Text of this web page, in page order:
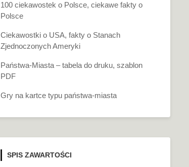
100 ciekawostek o Polsce, ciekawe fakty o
Polsce
Ciekawostki o USA, fakty o Stanach
Zjednoczonych Ameryki
Państwa-Miasta – tabela do druku, szablon
PDF
Gry na kartce typu państwa-miasta
SPIS ZAWARTOŚCI